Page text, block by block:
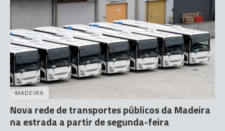
MADEIRA
Nova rede de transportes públicos da Madeira
na estrada a partir de segunda-feira